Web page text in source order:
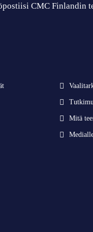
CMC Finlandin
Mitä